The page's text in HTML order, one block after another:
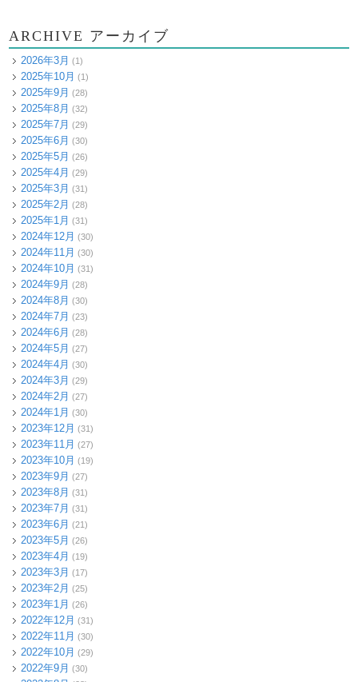
ARCHIVE アーカイブ
2026年3月 (1)
2025年10月 (1)
2025年9月 (28)
2025年8月 (32)
2025年7月 (29)
2025年6月 (30)
2025年5月 (26)
2025年4月 (29)
2025年3月 (31)
2025年2月 (28)
2025年1月 (31)
2024年12月 (30)
2024年11月 (30)
2024年10月 (31)
2024年9月 (28)
2024年8月 (30)
2024年7月 (23)
2024年6月 (28)
2024年5月 (27)
2024年4月 (30)
2024年3月 (29)
2024年2月 (27)
2024年1月 (30)
2023年12月 (31)
2023年11月 (27)
2023年10月 (19)
2023年9月 (27)
2023年8月 (31)
2023年7月 (31)
2023年6月 (21)
2023年5月 (26)
2023年4月 (19)
2023年3月 (17)
2023年2月 (25)
2023年1月 (26)
2022年12月 (31)
2022年11月 (30)
2022年10月 (29)
2022年9月 (30)